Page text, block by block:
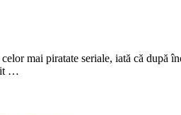
mai piratate seriale, iată că după
…